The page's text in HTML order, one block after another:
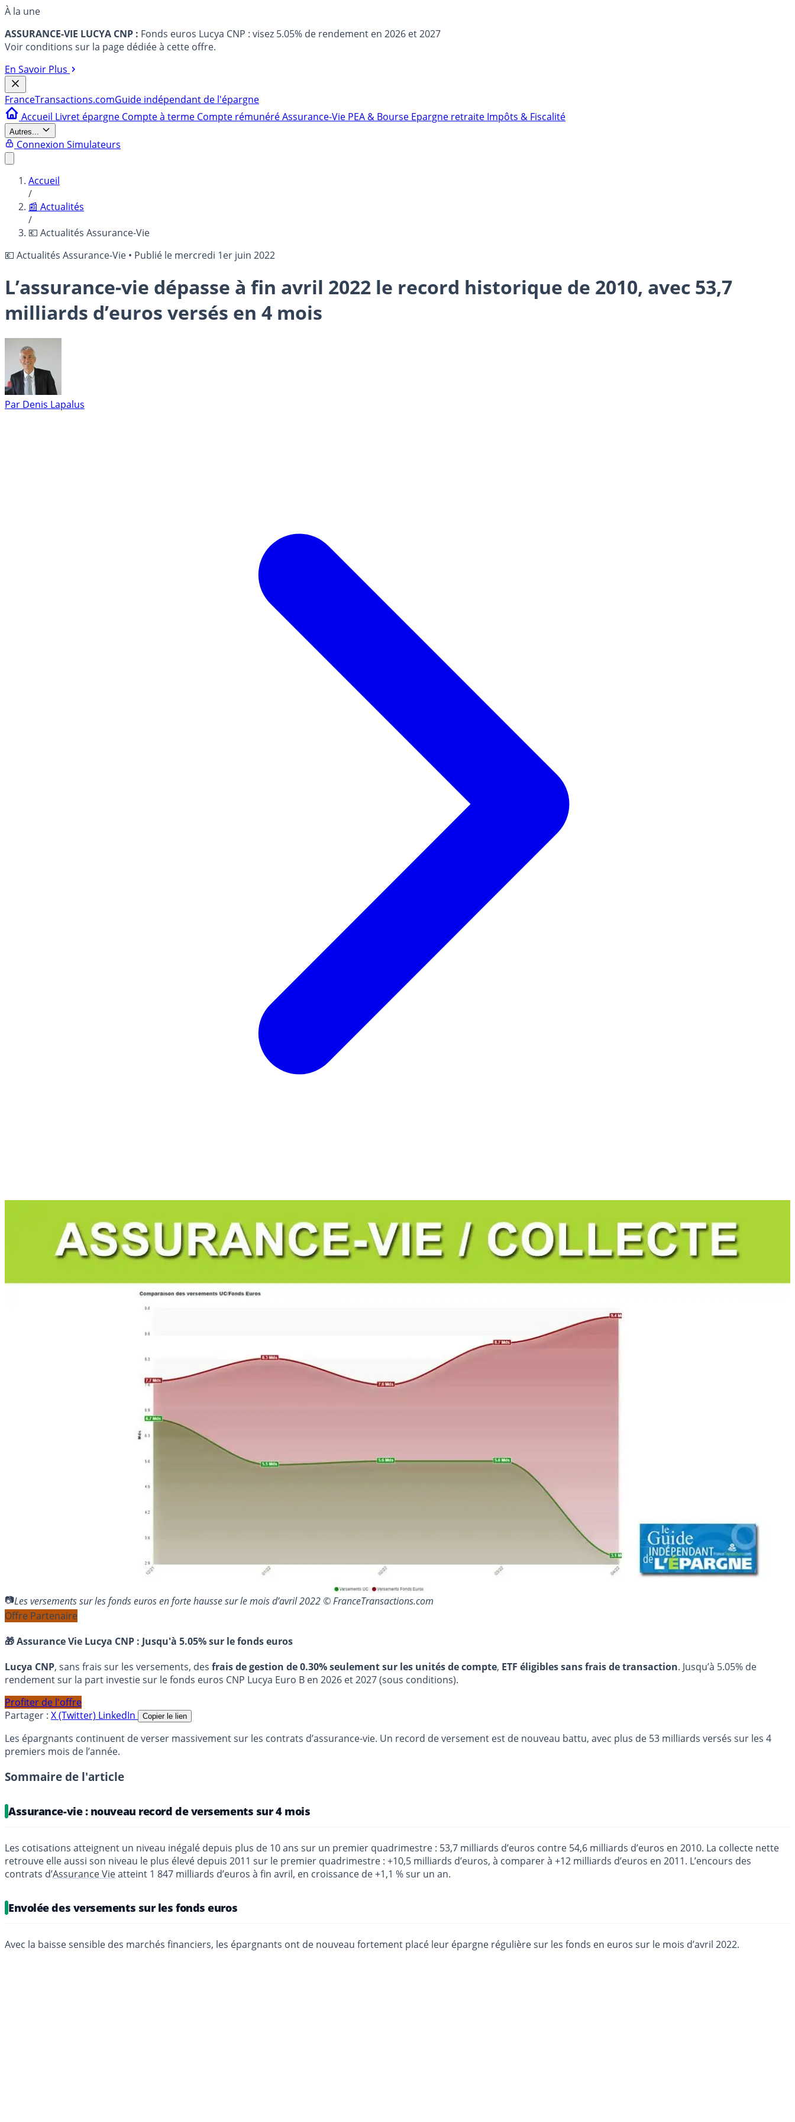
À la une
ASSURANCE-VIE LUCYA CNP : Fonds euros Lucya CNP : visez 5.05% de rendement en 2026 et 2027
Voir conditions sur la page dédiée à cette offre.
En Savoir Plus
FranceTransactions.comGuide indépendant de l'épargne
Accueil Livret épargne Compte à terme Compte rémunéréAssurance-Vie PEA & Bourse Epargne retraite Impôts & Fiscalité
Autres...
Connexion Simulateurs
Accueil
/
📰 Actualités
/
💶 Actualités Assurance-Vie
💶 Actualités Assurance-Vie • Publié le mercredi 1er juin 2022
L’assurance-vie dépasse à fin avril 2022 le record historique de 2010, avec 53,7
milliards d’euros versés en 4 mois
Par Denis Lapalus
Les versements sur les fonds euros en forte hausse sur le mois d’avril 2022 © FranceTransactions.com
Offre Partenaire
🎁 Assurance Vie Lucya CNP : Jusqu'à 5.05% sur le fonds euros
Lucya CNP, sans frais sur les versements, des frais de gestion de 0.30% seulement sur les unités de compte, ETF éligibles sans frais de transaction. Jusqu’à 5.05% de
rendement sur la part investie sur le fonds euros CNP Lucya Euro B en 2026 et 2027 (sous conditions).
Profiter de l'offre
Partager : X (Twitter) LinkedIn Copier le lien
Les épargnants continuent de verser massivement sur les contrats d’assurance-vie. Un record de versement est de nouveau battu, avec plus de 53 milliards versés sur les 4
premiers mois de l’année.
Sommaire de l'article
Assurance-vie : nouveau record de versements sur 4 mois
Les cotisations atteignent un niveau inégalé depuis plus de 10 ans sur un premier quadrimestre : 53,7 milliards d’euros contre 54,6 milliards d’euros en 2010. La collecte nette
retrouve elle aussi son niveau le plus élevé depuis 2011 sur le premier quadrimestre : +10,5 milliards d’euros, à comparer à +12 milliards d’euros en 2011. L’encours des
contrats d’Assurance Vieatteint 1 847 milliards d’euros à fin avril, en croissance de +1,1 % sur un an.
Envolée des versements sur les fonds euros
Avec la baisse sensible des marchés financiers, les épargnants ont de nouveau fortement placé leur épargne régulière sur les fonds en euros sur le mois d’avril 2022.